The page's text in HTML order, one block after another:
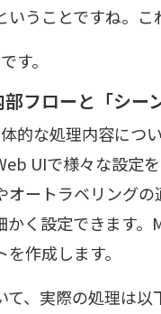
いうことですね。
す。
フローと「シー
的な処理内容につ
UIで様々な設定
オートラベリング
かく設定できます
作成します。
て、実際の処理は